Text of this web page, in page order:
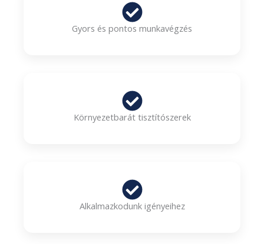
Gyors és pontos munkavégzés
Környezetbarát tisztítószerek
Alkalmazkodunk igényeihez